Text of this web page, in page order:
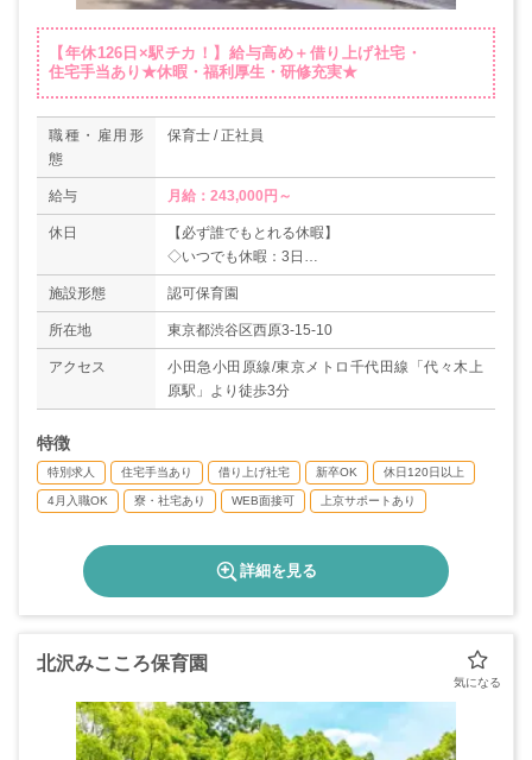
【年休126日×駅チカ！】給与高め＋借り上げ社宅・
住宅手当あり★休暇・福利厚生・研修充実★
職種・雇用形
態
保育士 / 正社員
給与 月給：243,000円～
休日
【必ず誰でもとれる休暇】
◇いつでも休暇：3日
◇アニバーサリー休暇：1日
◇年次有給休暇：10日
＊年間休日（公休）：126日
【対象者がとれる休暇】
◇結婚休暇：5日
◇子供の結婚休暇：1日
◇育児・介護休暇
施設形態 認可保育園
所在地 東京都渋谷区西原3-15-10
アクセス
小田急小田原線/東京メトロ千代田線「代々木上
原駅」より徒歩3分
特徴
特別求人 住宅手当あり 借り上げ社宅 新卒OK 休日120日以上
4月入職OK 寮・社宅あり WEB面接可 上京サポートあり
詳細を見る
北沢みこころ保育園